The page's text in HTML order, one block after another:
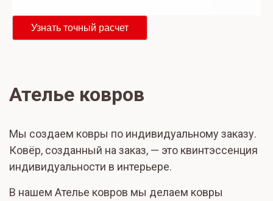
Узнать точный расчет
Ателье ковров
Мы создаем ковры по индивидуальному заказу.
Ковёр, созданный на заказ, — это квинтэссенция
индивидуальности в интерьере.
В нашем Ателье ковров мы делаем ковры